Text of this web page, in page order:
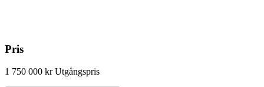
Pris
1 750 000 kr Utgångspris